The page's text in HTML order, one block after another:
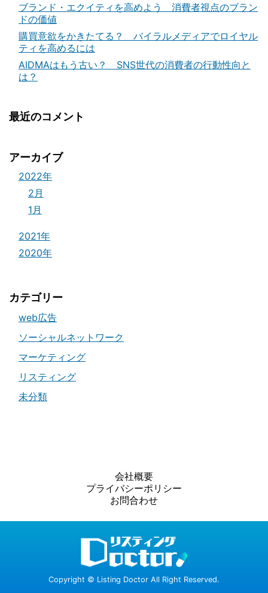
ブランド・エクイティを高めよう 消費者視点のブラン
ドの価値
購買意欲をかきたてる？ バイラルメディアでロイヤル
ティを高めるには
AIDMAはもう古い？ SNS世代の消費者の行動性向と
は？
最近のコメント
アーカイブ
2022年
2月
1月
2021年
2020年
カテゴリー
web広告
ソーシャルネットワーク
マーケティング
リスティング
未分類
会社概要
プライバシーポリシー
お問合わせ
Copyright © Listing Doctor All Right Reserved.